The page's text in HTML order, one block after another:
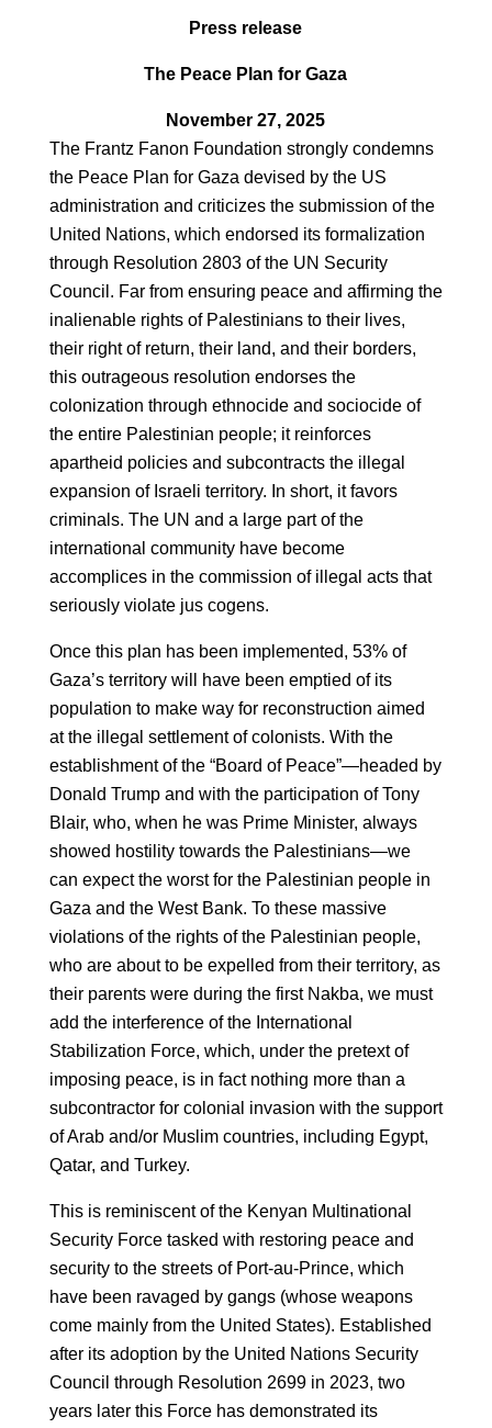
Press release
The Peace Plan for Gaza
November 27, 2025
The Frantz Fanon Foundation strongly condemns
the Peace Plan for Gaza devised by the US
administration and criticizes the submission of the
United Nations, which endorsed its formalization
through Resolution 2803 of the UN Security
Council. Far from ensuring peace and affirming the
inalienable rights of Palestinians to their lives,
their right of return, their land, and their borders,
this outrageous resolution endorses the
colonization through ethnocide and sociocide of
the entire Palestinian people; it reinforces
apartheid policies and subcontracts the illegal
expansion of Israeli territory. In short, it favors
criminals. The UN and a large part of the
international community have become
accomplices in the commission of illegal acts that
seriously violate jus cogens.
Once this plan has been implemented, 53% of
Gaza’s territory will have been emptied of its
population to make way for reconstruction aimed
at the illegal settlement of colonists. With the
establishment of the “Board of Peace”—headed by
Donald Trump and with the participation of Tony
Blair, who, when he was Prime Minister, always
showed hostility towards the Palestinians—we
can expect the worst for the Palestinian people in
Gaza and the West Bank. To these massive
violations of the rights of the Palestinian people,
who are about to be expelled from their territory, as
their parents were during the first Nakba, we must
add the interference of the International
Stabilization Force, which, under the pretext of
imposing peace, is in fact nothing more than a
subcontractor for colonial invasion with the support
of Arab and/or Muslim countries, including Egypt,
Qatar, and Turkey.
This is reminiscent of the Kenyan Multinational
Security Force tasked with restoring peace and
security to the streets of Port-au-Prince, which
have been ravaged by gangs (whose weapons
come mainly from the United States). Established
after its adoption by the United Nations Security
Council through Resolution 2699 in 2023, two
years later this Force has demonstrated its